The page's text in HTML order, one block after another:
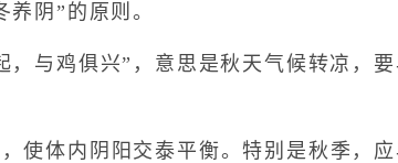
阴”的原则。
鸡俱兴”，意思是秋天气候转凉，要
体内阴阳交泰平衡。特别是秋季，应